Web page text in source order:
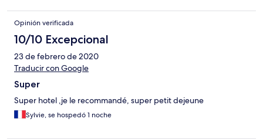
Opinión verificada
10/10 Excepcional
23 de febrero de 2020
Traducir con Google
Super
Super hotel ,je le recommandé, super petit dejeune
Sylvie, se hospedó 1 noche